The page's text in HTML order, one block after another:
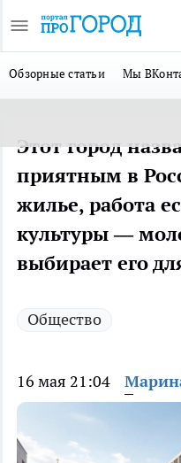
Обзорные статьи Мы
Этот город
приятным в
жилье, работа
культуры —
выбирает его
Общество
16 мая 21:04